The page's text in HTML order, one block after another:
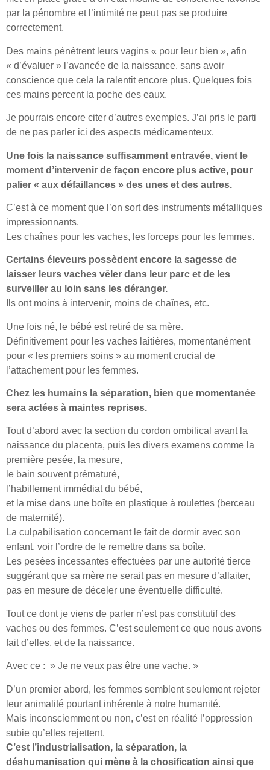
par la pénombre et l’intimité ne peut pas se produire
correctement.
Des mains pénètrent leurs vagins « pour leur bien », afin
« d’évaluer » l’avancée de la naissance, sans avoir
conscience que cela la ralentit encore plus. Quelques fois
ces mains percent la poche des eaux.
Je pourrais encore citer d’autres exemples. J’ai pris le parti
de ne pas parler ici des aspects médicamenteux.
Une fois la naissance suffisamment entravée, vient le
moment d’intervenir de façon encore plus active, pour
palier « aux défaillances » des unes et des autres.
C’est à ce moment que l’on sort des instruments métalliques
impressionnants.
Les chaînes pour les vaches, les forceps pour les femmes.
Certains éleveurs possèdent encore la sagesse de
laisser leurs vaches vêler dans leur parc et de les
surveiller au loin sans les déranger.
Ils ont moins à intervenir, moins de chaînes, etc.
Une fois né, le bébé est retiré de sa mère.
Définitivement pour les vaches laitières, momentanément
pour « les premiers soins » au moment crucial de
l’attachement pour les femmes.
Chez les humains la séparation, bien que momentanée
sera actées à maintes reprises.
Tout d’abord avec la section du cordon ombilical avant la
naissance du placenta, puis les divers examens comme la
première pesée, la mesure,
le bain souvent prématuré,
l’habillement immédiat du bébé,
et la mise dans une boîte en plastique à roulettes (berceau
de maternité).
La culpabilisation concernant le fait de dormir avec son
enfant, voir l’ordre de le remettre dans sa boîte.
Les pesées incessantes effectuées par une autorité tierce
suggérant que sa mère ne serait pas en mesure d’allaiter,
pas en mesure de déceler une éventuelle difficulté.
Tout ce dont je viens de parler n’est pas constitutif des
vaches ou des femmes. C’est seulement ce que nous avons
fait d’elles, et de la naissance.
Avec ce : » Je ne veux pas être une vache. »
D’un premier abord, les femmes semblent seulement rejeter
leur animalité pourtant inhérente à notre humanité.
Mais inconsciemment ou non, c’est en réalité l’oppression
subie qu’elles rejettent.
C’est l’industrialisation, la séparation, la
déshumanisation qui mène à la chosification ainsi que